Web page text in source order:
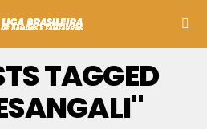
TAGGED